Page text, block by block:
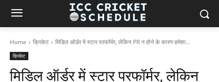
Home क्रिकेट मिडिल ऑर्डर में स्टार परफॉर्मर, लेकिन PR न होने के कारण हमेशा...
क्रिकेट
मिडिल ऑर्डर में स्टार परफॉर्मर, लेकिन